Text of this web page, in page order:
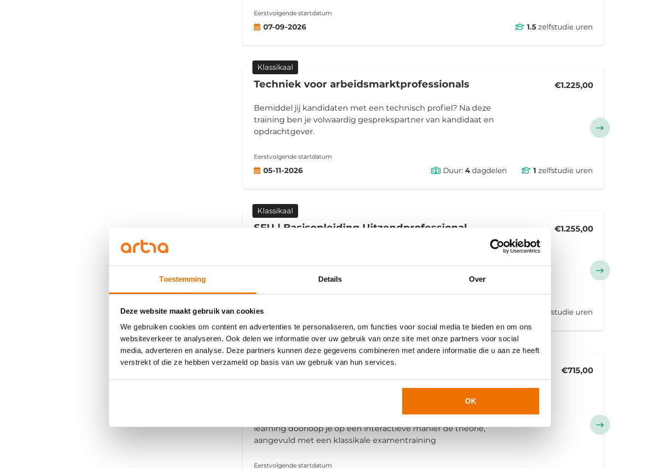
Toestemming Details Over
Deze website maakt gebruik van cookies
We gebruiken cookies om content en advertenties te personaliseren, om functies voor social media te bieden en om ons
websiteverkeer te analyseren. Ook delen we informatie over uw gebruik van onze site met onze partners voor social
media, adverteren en analyse. Deze partners kunnen deze gegevens combineren met andere informatie die u aan ze heeft
verstrekt of die ze hebben verzameld op basis van uw gebruik van hun services.
OK
Eerstvolgende startdatum
07-09-2026 1.5 zelfstudie uren
Klassikaal
Techniek voor arbeidsmarktprofessionals
Bemiddel jij kandidaten met een technisch profiel? Na deze
training ben je volwaardig gesprekspartner van kandidaat en
opdrachtgever.
€1.225,00
Eerstvolgende startdatum
05-11-2026 Duur:4dagdelen 1 zelfstudie uren
Klassikaal
SEU | Basisopleiding Uitzendprofessional
De Basisopleiding Uitzendprofessional bereidt je voor op het
SEU-examen. Je krijgt inzicht in relevante wetgeving en
administratieve procedures en ontwikkelt je tot vakbekwaam
€1.255,00
zelfstudie uren
E-learning
SEU | E-learning Basisopleiding
Uitzendprofessional + examentraining
vakbekwaam uitzendprofessional (intercedent). In deze e-
learning doorloop je op een interactieve manier de theorie,
aangevuld met een klassikale examentraining
€715,00
Eerstvolgende startdatum